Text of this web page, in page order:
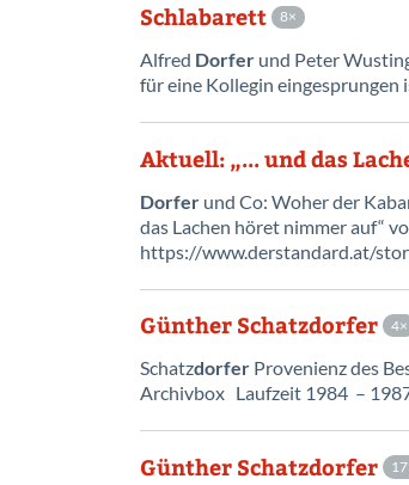
Schlabarett 8
Alfred Dorfer und Peter
für eine Kollegin eingesprungen
Aktuell: „... und das
Dorfer und Co: Woher der
das Lachen höret nimmer auf“
https://www.derstandard.at/
Günther Schatzdorfer 4
Schatzdorfer Provenienz des
Archivbox Laufzeit 1984 –
Günther Schatzdorfer 17